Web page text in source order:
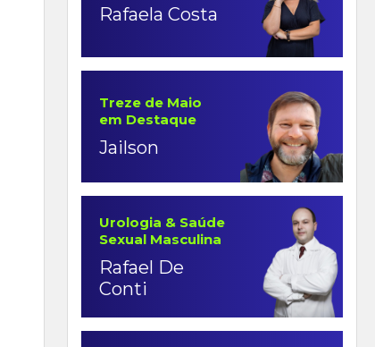
Rafaela Costa
Treze de Maio
em Destaque
Jailson
Urologia & Saúde
Sexual Masculina
Rafael De
Conti